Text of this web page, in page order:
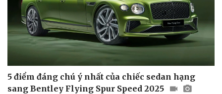
5 điểm đáng chú ý nhất của chiếc sedan hạng
sang Bentley Flying Spur Speed 2025